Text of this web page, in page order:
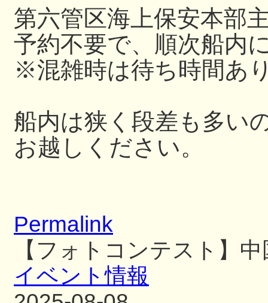
第六管区海上保安本部
予約不要で、順次船内
※混雑時は待ち時間あ
船内は狭く段差も多い
お越しください。
Permalink
【フォトコンテスト】
イベント情報